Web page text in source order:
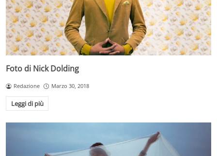
Foto di Nick Dolding
Redazione Marzo 30, 2018
Leggi di più